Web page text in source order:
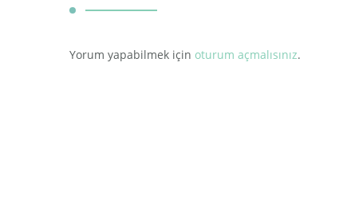
Yorum yapabilmek için oturum açmalısınız.